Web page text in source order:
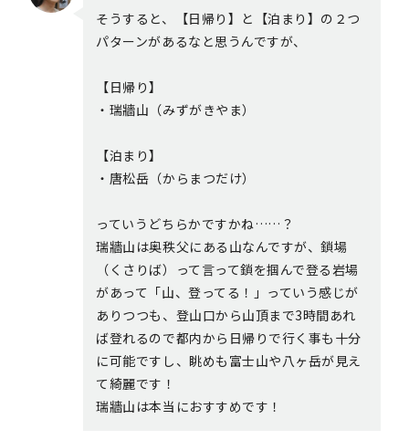
そうすると、【日帰り】と【泊まり】の２つ
パターンがあるなと思うんですが、
【日帰り】
・瑞牆山（みずがきやま）
【泊まり】
・唐松岳（からまつだけ）
っていうどちらかですかね……？
瑞牆山は奥秩父にある山なんですが、鎖場
（くさりば）って言って鎖を掴んで登る岩場
があって「山、登ってる！」っていう感じが
ありつつも、登山口から山頂まで3時間あれ
ば登れるので都内から日帰りで行く事も十分
に可能ですし、眺めも富士山や八ヶ岳が見え
て綺麗です！
瑞牆山は本当におすすめです！